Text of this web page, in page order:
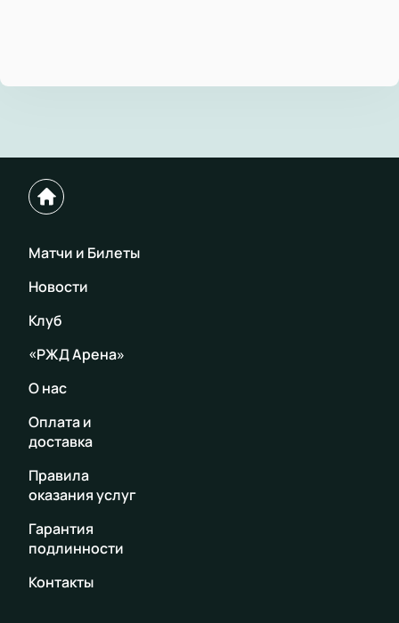
Матчи и Билеты
Новости
Клуб
«РЖД Арена»
О нас
Оплата и
доставка
Правила
оказания услуг
Гарантия
подлинности
Контакты